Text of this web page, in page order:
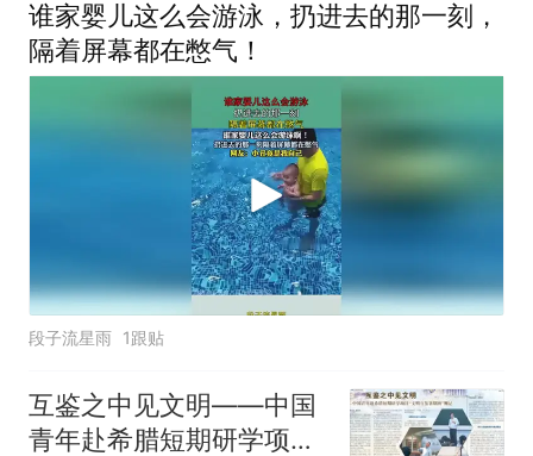
谁家婴儿这么会游泳，扔进去的那一刻，
隔着屏幕都在憋气！
段子流星雨 1跟贴
互鉴之中见文明——中国
青年赴希腊短期研学项目